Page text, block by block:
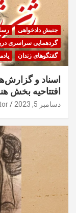
جنبش دادخواهی
گردهمایی سراسری
گفتگوهای زندان
اسناد و
افتتاحیه بخش هنری،
دسامبر 5, 2023